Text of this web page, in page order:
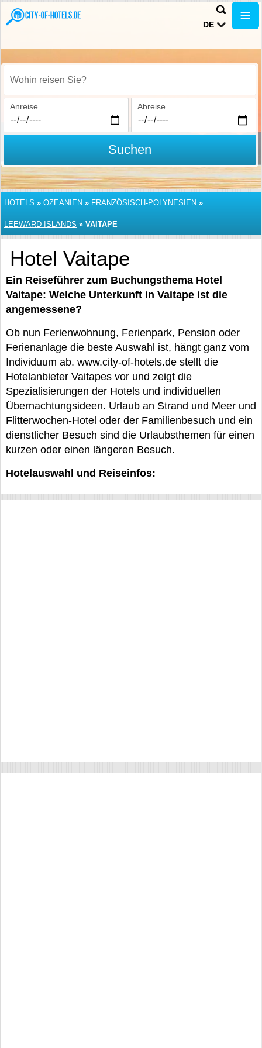
DE
Wohin reisen Sie?
Anreise Abreise
Suchen
HOTELS » OZEANIEN » FRANZÖSISCH-POLYNESIEN »
LEEWARD ISLANDS » VAITAPE
Hotel Vaitape
Ein Reiseführer zum Buchungsthema Hotel
Vaitape: Welche Unterkunft in Vaitape ist die
angemessene?
Ob nun Ferienwohnung, Ferienpark, Pension oder
Ferienanlage die beste Auswahl ist, hängt ganz vom
Individuum ab. www.city-of-hotels.de stellt die
Hotelanbieter Vaitapes vor und zeigt die
Spezialisierungen der Hotels und individuellen
Übernachtungsideen. Urlaub an Strand und Meer und
Flitterwochen-Hotel oder der Familienbesuch und ein
dienstlicher Besuch sind die Urlaubsthemen für einen
kurzen oder einen längeren Besuch.
Hotelauswahl und Reiseinfos: